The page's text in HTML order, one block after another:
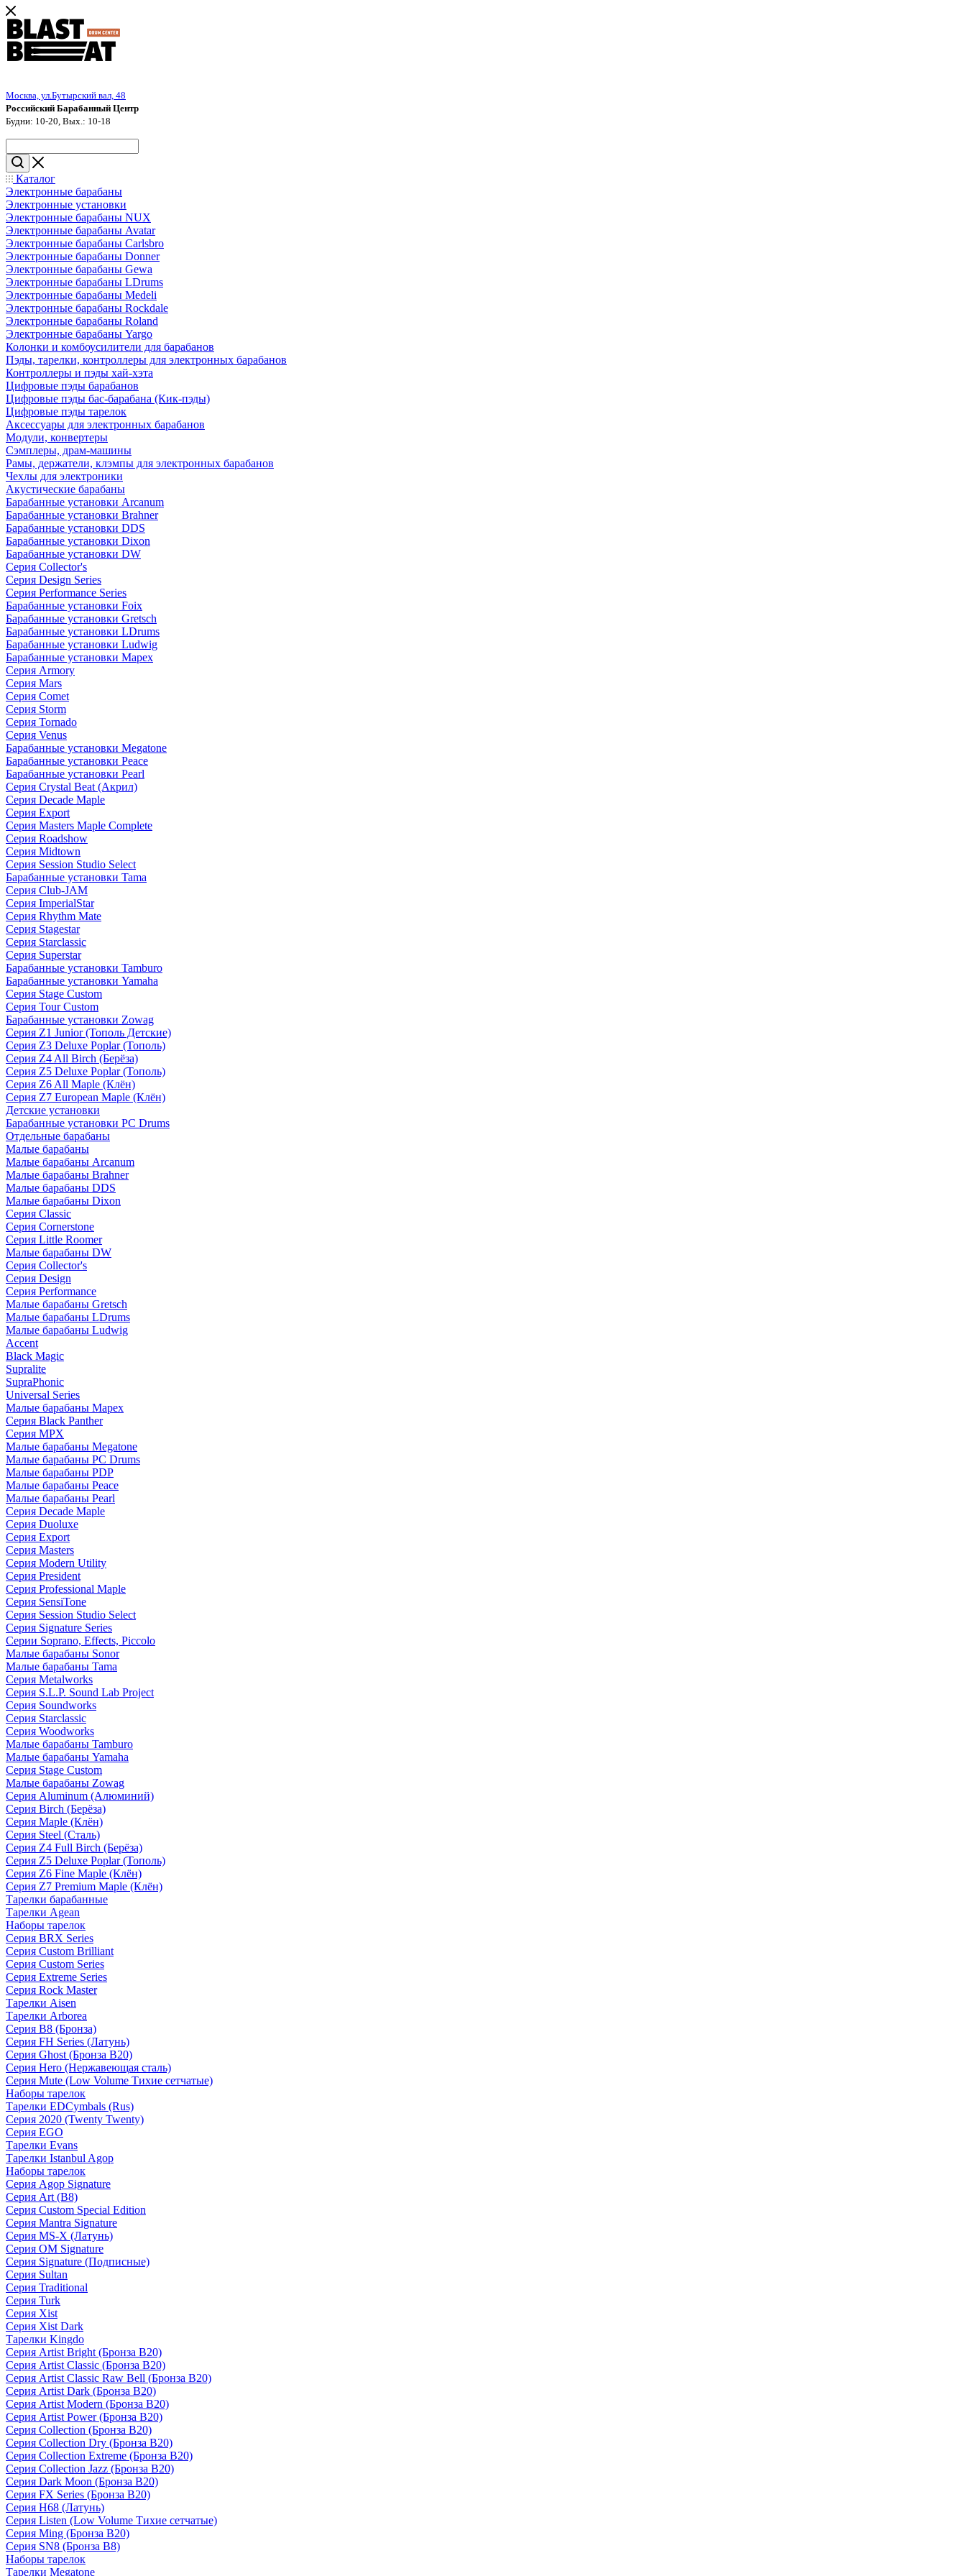
Москва, ул.Бутырский вал, 48
Российский Барабанный Центр
Будни: 10-20, Вых.: 10-18
Каталог
Электронные барабаны
Электронные установки
Электронные барабаны NUX
Электронные барабаны Avatar
Электронные барабаны Carlsbro
Электронные барабаны Donner
Электронные барабаны Gewa
Электронные барабаны LDrums
Электронные барабаны Medeli
Электронные барабаны Rockdale
Электронные барабаны Roland
Электронные барабаны Yargo
Колонки и комбоусилители для барабанов
Пэды, тарелки, контроллеры для электронных барабанов
Контроллеры и пэды хай-хэта
Цифровые пэды барабанов
Цифровые пэды бас-барабана (Кик-пэды)
Цифровые пэды тарелок
Аксессуары для электронных барабанов
Модули, конвертеры
Сэмплеры, драм-машины
Рамы, держатели, клэмпы для электронных барабанов
Чехлы для электроники
Акустические барабаны
Барабанные установки Arcanum
Барабанные установки Brahner
Барабанные установки DDS
Барабанные установки Dixon
Барабанные установки DW
Серия Collector's
Серия Design Series
Серия Performance Series
Барабанные установки Foix
Барабанные установки Gretsch
Барабанные установки LDrums
Барабанные установки Ludwig
Барабанные установки Mapex
Серия Armory
Серия Mars
Серия Comet
Серия Storm
Серия Tornado
Серия Venus
Барабанные установки Megatone
Барабанные установки Peace
Барабанные установки Pearl
Серия Crystal Beat (Акрил)
Серия Decade Maple
Серия Export
Серия Masters Maple Complete
Серия Roadshow
Серия Midtown
Серия Session Studio Select
Барабанные установки Tama
Серия Club-JAM
Серия ImperialStar
Серия Rhythm Mate
Серия Stagestar
Серия Starclassic
Серия Superstar
Барабанные установки Tamburo
Барабанные установки Yamaha
Серия Stage Custom
Серия Tour Custom
Барабанные установки Zowag
Серия Z1 Junior (Тополь Детские)
Серия Z3 Deluxe Poplar (Тополь)
Серия Z4 All Birch (Берёза)
Серия Z5 Deluxe Poplar (Тополь)
Серия Z6 All Maple (Клён)
Серия Z7 European Maple (Клён)
Детские установки
Барабанные установки PC Drums
Отдельные барабаны
Малые барабаны
Малые барабаны Arcanum
Малые барабаны Brahner
Малые барабаны DDS
Малые барабаны Dixon
Серия Classic
Серия Cornerstone
Серия Little Roomer
Малые барабаны DW
Серия Collector's
Серия Design
Серия Performance
Малые барабаны Gretsch
Малые барабаны LDrums
Малые барабаны Ludwig
Accent
Black Magic
Supralite
SupraPhonic
Universal Series
Малые барабаны Mapex
Серия Black Panther
Серия MPX
Малые барабаны Megatone
Малые барабаны PC Drums
Малые барабаны PDP
Малые барабаны Peace
Малые барабаны Pearl
Серия Decade Maple
Серия Duoluxe
Серия Export
Серия Masters
Серия Modern Utility
Серия President
Серия Professional Maple
Серия SensiTone
Серия Session Studio Select
Серия Signature Series
Серии Soprano, Effects, Piccolo
Малые барабаны Sonor
Малые барабаны Tama
Серия Metalworks
Серия S.L.P. Sound Lab Project
Серия Soundworks
Серия Starclassic
Серия Woodworks
Малые барабаны Tamburo
Малые барабаны Yamaha
Серия Stage Custom
Малые барабаны Zowag
Серия Aluminum (Алюминий)
Серия Birch (Берёза)
Серия Maple (Клён)
Серия Steel (Сталь)
Серия Z4 Full Birch (Берёза)
Серия Z5 Deluxe Poplar (Тополь)
Серия Z6 Fine Maple (Клён)
Серия Z7 Premium Maple (Клён)
Тарелки барабанные
Тарелки Agean
Наборы тарелок
Серия BRX Series
Серия Custom Brilliant
Серия Custom Series
Серия Extreme Series
Серия Rock Master
Тарелки Aisen
Тарелки Arborea
Серия B8 (Бронза)
Серия FH Series (Латунь)
Серия Ghost (Бронза B20)
Серия Hero (Нержавеющая сталь)
Серия Mute (Low Volume Тихие сетчатые)
Наборы тарелок
Тарелки EDCymbals (Rus)
Серия 2020 (Twenty Twenty)
Серия EGO
Тарелки Evans
Тарелки Istanbul Agop
Наборы тарелок
Серия Agop Signature
Серия Art (B8)
Серия Custom Special Edition
Серия Mantra Signature
Серия MS-X (Латунь)
Серия OM Signature
Серия Signature (Подписные)
Серия Sultan
Серия Traditional
Серия Turk
Серия Xist
Серия Xist Dark
Тарелки Kingdo
Серия Artist Bright (Бронза B20)
Серия Artist Classic (Бронза B20)
Серия Artist Classic Raw Bell (Бронза B20)
Серия Artist Dark (Бронза B20)
Серия Artist Modern (Бронза B20)
Серия Artist Power (Бронза B20)
Серия Collection (Бронза B20)
Серия Collection Dry (Бронза B20)
Серия Collection Extreme (Бронза B20)
Серия Collection Jazz (Бронза B20)
Серия Dark Moon (Бронза B20)
Серия FX Series (Бронза B20)
Серия H68 (Латунь)
Серия Listen (Low Volume Тихие сетчатые)
Серия Ming (Бронза B20)
Серия SN8 (Бронза B8)
Наборы тарелок
Тарелки Megatone